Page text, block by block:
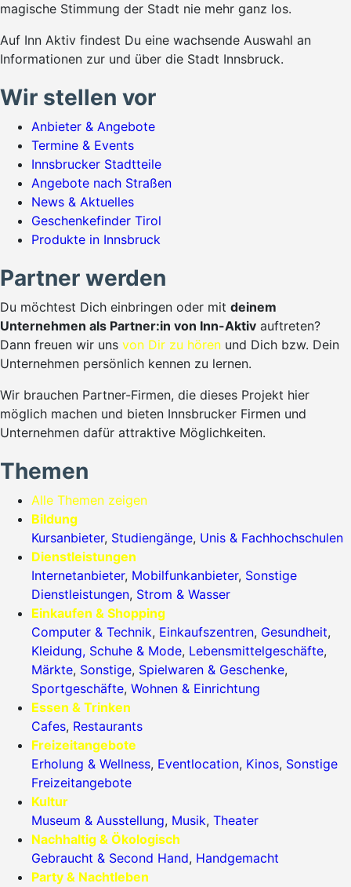
magische Stimmung der Stadt nie mehr ganz los.
Auf Inn Aktiv findest Du eine wachsende Auswahl an
Informationen zur und über die Stadt Innsbruck.
Wir stellen vor
Anbieter & Angebote
Termine & Events
Innsbrucker Stadtteile
Angebote nach Straßen
News & Aktuelles
Geschenkefinder Tirol
Produkte in Innsbruck
Partner werden
Du möchtest Dich einbringen oder mit deinem
Unternehmen als Partner:in von Inn-Aktiv auftreten?
Dann freuen wir uns von Dir zu hören und Dich bzw. Dein
Unternehmen persönlich kennen zu lernen.
Wir brauchen Partner-Firmen, die dieses Projekt hier
möglich machen und bieten Innsbrucker Firmen und
Unternehmen dafür attraktive Möglichkeiten.
Themen
Alle Themen zeigen
Bildung
Kursanbieter, Studiengänge, Unis & Fachhochschulen
Dienstleistungen
Internetanbieter, Mobilfunkanbieter, Sonstige
Dienstleistungen, Strom & Wasser
Einkaufen & Shopping
Computer & Technik, Einkaufszentren, Gesundheit,
Kleidung, Schuhe & Mode, Lebensmittelgeschäfte,
Märkte, Sonstige, Spielwaren & Geschenke,
Sportgeschäfte, Wohnen & Einrichtung
Essen & Trinken
Cafes, Restaurants
Freizeitangebote
Erholung & Wellness, Eventlocation, Kinos, Sonstige
Freizeitangebote
Kultur
Museum & Ausstellung, Musik, Theater
Nachhaltig & Ökologisch
Gebraucht & Second Hand, Handgemacht
Party & Nachtleben